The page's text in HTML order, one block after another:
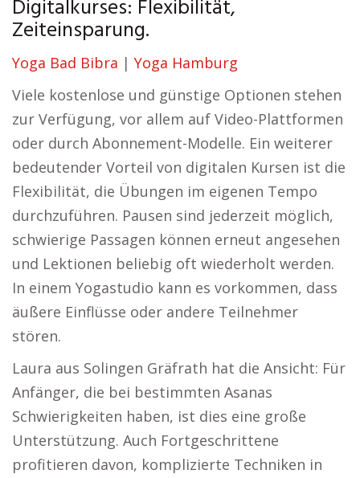
Digitalkurses: Flexibilität,
Zeiteinsparung.
Yoga Bad Bibra | Yoga Hamburg
Viele kostenlose und günstige Optionen stehen
zur Verfügung, vor allem auf Video-Plattformen
oder durch Abonnement-Modelle. Ein weiterer
bedeutender Vorteil von digitalen Kursen ist die
Flexibilität, die Übungen im eigenen Tempo
durchzuführen. Pausen sind jederzeit möglich,
schwierige Passagen können erneut angesehen
und Lektionen beliebig oft wiederholt werden.
In einem Yogastudio kann es vorkommen, dass
äußere Einflüsse oder andere Teilnehmer
stören.
Laura aus Solingen Gräfrath hat die Ansicht: Für
Anfänger, die bei bestimmten Asanas
Schwierigkeiten haben, ist dies eine große
Unterstützung. Auch Fortgeschrittene
profitieren davon, komplizierte Techniken in